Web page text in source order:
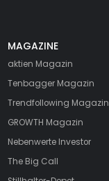
MAGAZINE
aktien Magazin
Tenbagger Magazin
Trendfollowing Magazin
GROWTH Magazin
Nebenwerte Investor
The Big Call